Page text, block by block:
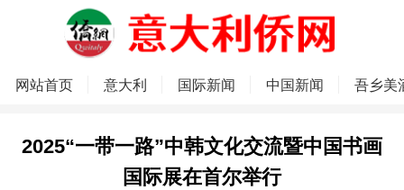
网站首页 意大利 国际新闻 中国新闻 吾乡美
2025“一带一路”中韩文化交流暨中国书画
国际展在首尔举行